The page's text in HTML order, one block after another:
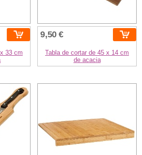
33 cm
9,50 €
Tabla de cortar de 45 x 14 cm
de acacia